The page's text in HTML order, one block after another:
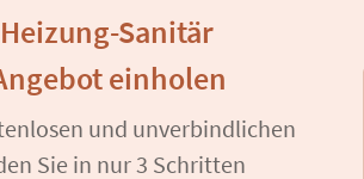
Sanitär
einholen
und unverbindlichen
Sie in nur 3 Schritten